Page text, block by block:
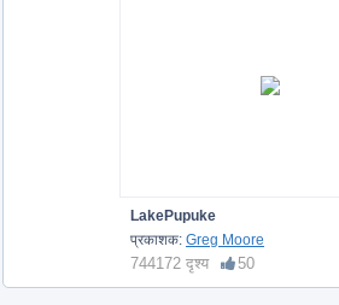
LakePupuke
प्रकाशक: Greg Moore
744172 दृश्य 50